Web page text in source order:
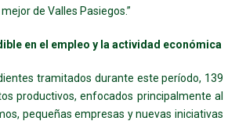
de Valles Pasiegos.”
en el empleo y la actividad económica
tramitados durante este período, 139
productivos, enfocados principalmente al
pequeñas empresas y nuevas iniciativas